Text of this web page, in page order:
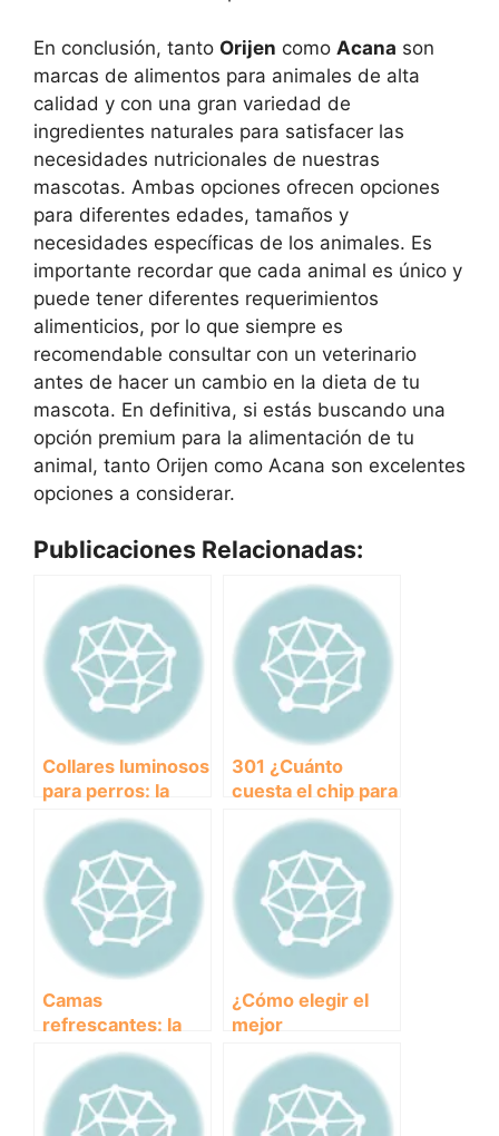
En conclusión, tanto Orijen como Acana son
marcas de alimentos para animales de alta
calidad y con una gran variedad de
ingredientes naturales para satisfacer las
necesidades nutricionales de nuestras
mascotas. Ambas opciones ofrecen opciones
para diferentes edades, tamaños y
necesidades específicas de los animales. Es
importante recordar que cada animal es único y
puede tener diferentes requerimientos
alimenticios, por lo que siempre es
recomendable consultar con un veterinario
antes de hacer un cambio en la dieta de tu
mascota. En definitiva, si estás buscando una
opción premium para la alimentación de tu
animal, tanto Orijen como Acana son excelentes
opciones a considerar.
Publicaciones Relacionadas:
Collares luminosos
para perros: la
solución perfecta
para paseos
nocturnos
301 ¿Cuánto
cuesta el chip para
perros? – Todo lo
que necesitas
saber sobre el
precio del chip de
identificación para
tu mascota.
Camas
refrescantes: la
solución perfecta
para mantener a tu
perro fresco en
verano
¿Cómo elegir el
mejor
antiparasitario
interno para tu
perro?